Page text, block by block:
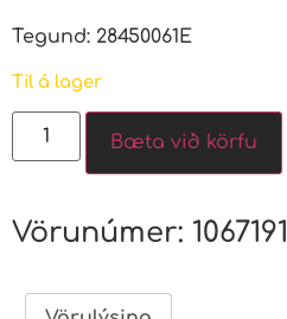
Tegund: 28450061E
Til á lager
Bæta við körfu
Vörunúmer: 1067191